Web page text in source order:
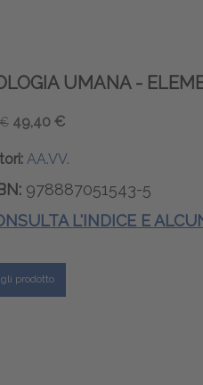
UMANA -
49,40 €
AA.VV.
978887051543-5
L'INDICE E
prodotto